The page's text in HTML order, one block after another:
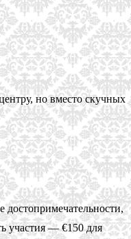
но вместо скучных
достопримечательности,
участия — €150 для